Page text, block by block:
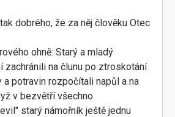
dobrého, že za něj člověku Otec
ohně: Starý a mladý
zachránili na člunu po ztroskotání
a potravin rozpočítali napůl a na
v bezvětří všechno
starý námořník ještě jednu